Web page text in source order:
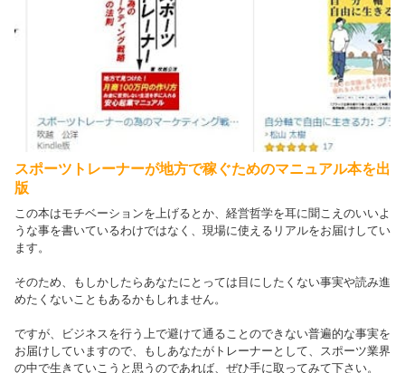
スポーツトレーナーが地方で稼ぐためのマニュアル本を出
版
この本はモチベーションを上げるとか、経営哲学を耳に聞こえのいいよ
うな事を書いているわけではなく、現場に使えるリアルをお届けしてい
ます。
そのため、もしかしたらあなたにとっては目にしたくない事実や読み進
めたくないこともあるかもしれません。
ですが、ビジネスを行う上で避けて通ることのできない普遍的な事実を
お届けしていますので、もしあなたがトレーナーとして、スポーツ業界
の中で生きていこうと思うのであれば、ぜひ手に取ってみて下さい。